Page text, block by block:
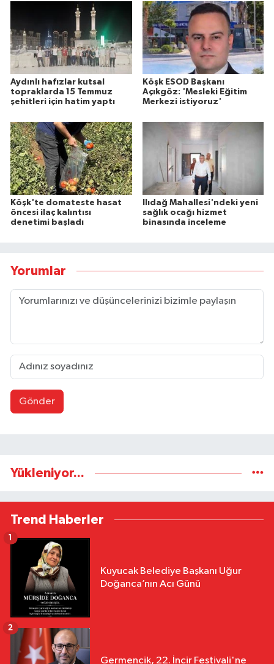
Aydınlı hafızlar kutsal
topraklarda 15 Temmuz
şehitleri için hatim yaptı
Köşk ESOD Başkanı
Açıkgöz: 'Mesleki Eğitim
Merkezi istiyoruz'
Köşk'te domateste hasat
öncesi ilaç kalıntısı
denetimi başladı
Ilıdağ Mahallesi'ndeki yeni
sağlık ocağı hizmet
binasında inceleme
Yorumlar
Gönder
Yükleniyor...
Trend Haberler
Kuyucak Belediye Başkanı Uğur
Doğanca’nın Acı Günü
1
Germencik, 22. İncir Festivali'ne
2